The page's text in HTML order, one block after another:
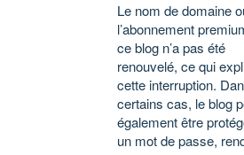
Le nom de domaine
l’abonnement
ce blog n’a pas été
renouvelé, ce qui
cette interruption.
certains cas, le blog
également être
un mot de passe,